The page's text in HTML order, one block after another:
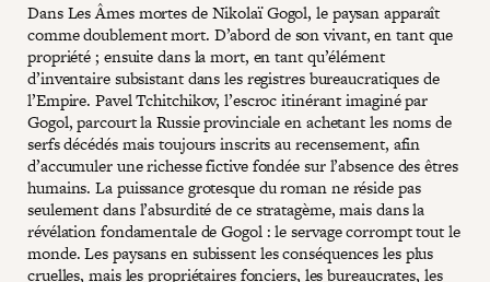
Dans Les Âmes mortes de Nikolaï Gogol, le paysan apparaît
comme doublement mort. D’abord de son vivant, en tant que
propriété ; ensuite dans la mort, en tant qu’élément
d’inventaire subsistant dans les registres bureaucratiques de
l’Empire. Pavel Tchitchikov, l’escroc itinérant imaginé par
Gogol, parcourt la Russie provinciale en achetant les noms de
serfs décédés mais toujours inscrits au recensement, afin
d’accumuler une richesse fictive fondée sur l’absence des êtres
humains. La puissance grotesque du roman ne réside pas
seulement dans l’absurdité de ce stratagème, mais dans la
révélation fondamentale de Gogol : le servage corrompt tout le
monde. Les paysans en subissent les conséquences les plus
cruelles, mais les propriétaires fonciers, les bureaucrates, les